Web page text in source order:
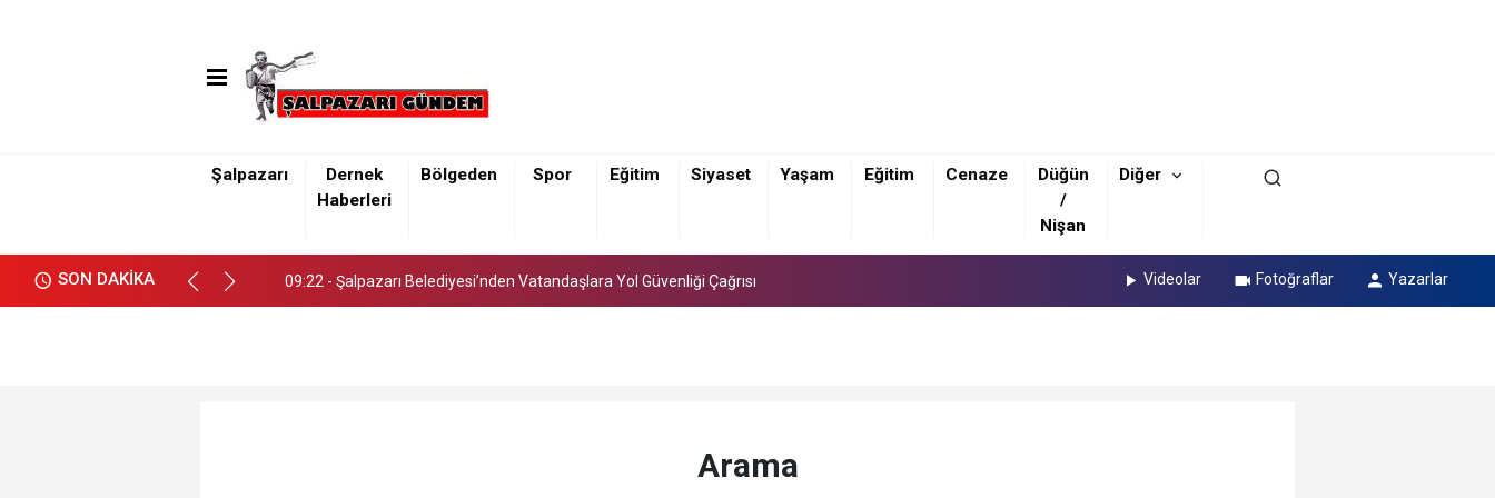
Şalpazarı
Dernek
Haberleri
Bölgeden Spor Eğitim Siyaset Yaşam Eğitim Cenaze
Düğün
/
Nişan
Diğer
SON DAKİKA
09:22 - Şalpazarı Belediyesi’nden Vatandaşlara Yol Güvenliği Çağrısı
09:22 - Şalpazarı Belediyesi’nden Vatandaşlara Yol Güvenliği Çağrısı Videolar Fotoğraflar Yazarlar
Arama